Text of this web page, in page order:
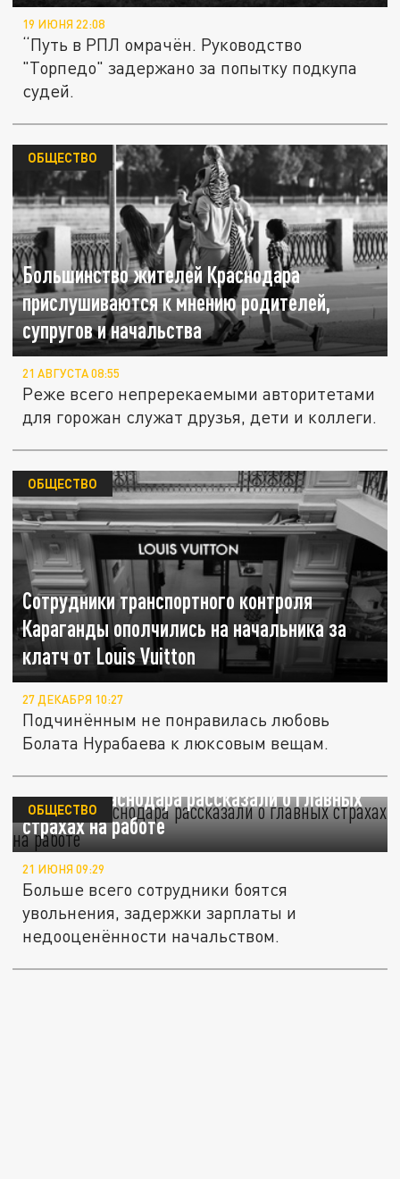
19 ИЮНЯ 22:08
“Путь в РПЛ омрачён. Руководство
"Торпедо" задержано за попытку подкупа
судей.
Большинство жителей Краснодара
прислушиваются к мнению родителей,
супругов и начальства
ОБЩЕСТВО
21 АВГУСТА 08:55
Реже всего непререкаемыми авторитетами
для горожан служат друзья, дети и коллеги.
Сотрудники транспортного контроля
Караганды ополчились на начальника за
клатч от Louis Vuitton
ОБЩЕСТВО
27 ДЕКАБРЯ 10:27
Подчинённым не понравилась любовь
Болата Нурабаева к люксовым вещам.
Жители Краснодара рассказали о главных
страхах на работе
ОБЩЕСТВО
21 ИЮНЯ 09:29
Больше всего сотрудники боятся
увольнения, задержки зарплаты и
недооценённости начальством.